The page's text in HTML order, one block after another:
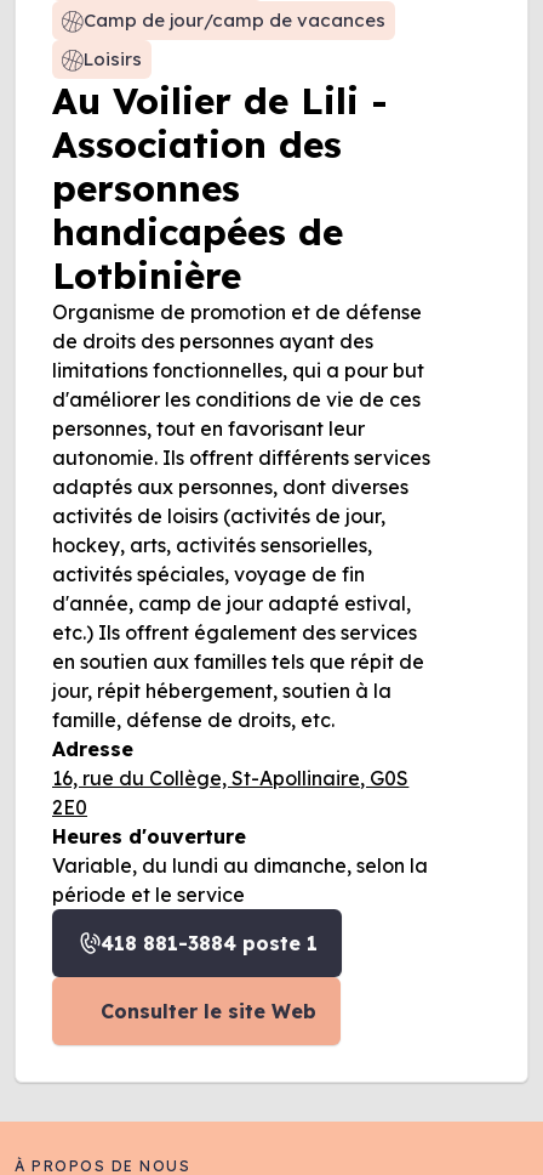
Au Voilier de Lili -
Association des
personnes
handicapées de
Lotbinière
Camp de jour/camp de vacances
Loisirs
Organisme de promotion et de défense
de droits des personnes ayant des
limitations fonctionnelles, qui a pour but
d'améliorer les conditions de vie de ces
personnes, tout en favorisant leur
autonomie. Ils offrent différents services
adaptés aux personnes, dont diverses
activités de loisirs (activités de jour,
hockey, arts, activités sensorielles,
activités spéciales, voyage de fin
d'année, camp de jour adapté estival,
etc.) Ils offrent également des services
en soutien aux familles tels que répit de
jour, répit hébergement, soutien à la
famille, défense de droits, etc.
Adresse
16, rue du Collège, St-Apollinaire, G0S
2E0
Heures d'ouverture
Variable, du lundi au dimanche, selon la
période et le service
418 881-3884 poste 1
Consulter le site Web
À PROPOS DE NOUS